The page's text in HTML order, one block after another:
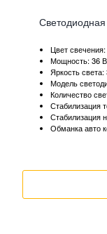
Цвет
Мощность: 36
Яркость
Модель
Количество
Стабилизация
Стабилизация
Обманка авто